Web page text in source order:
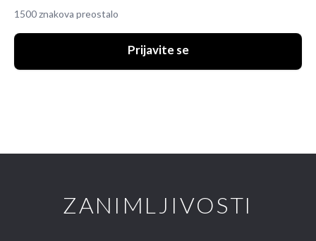
1500 znakova preostalo
Prijavite se
ZANIMLJIVOSTI